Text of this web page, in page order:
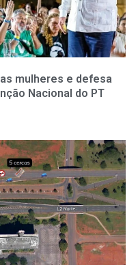
mulheres e defesa
Nacional do PT